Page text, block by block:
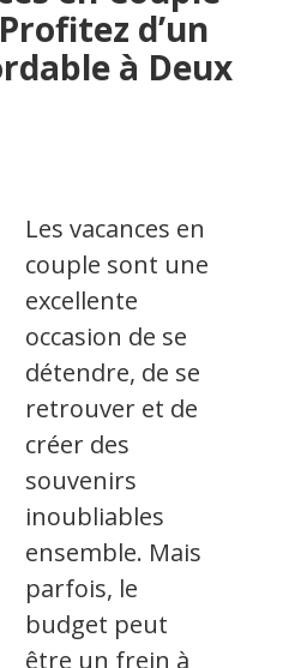
d’un
à Deux
Les vacances en
couple sont une
excellente
occasion de se
détendre, de se
retrouver et de
créer des
souvenirs
inoubliables
ensemble. Mais
parfois, le
budget peut
être un frein à